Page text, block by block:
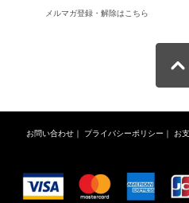
メルマガ登録・解除はこちら
お問い合わせ プライバシーポリシー お